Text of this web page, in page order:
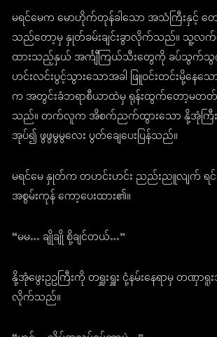
မရင်မေက မောဟိုက်တုန်ခါသော အသံကြီးနှင့် တ
သည်တော့မှ နှုတ်ခမ်းချင်းခွာလိုက်သည်။ သူ့လ
ထားသည့်နှယ် အင်္ကျီကြယ်သီးတွေကို ခပ်သွက်
ဟင်းလင်းပွင့်သွားသောအခါ ဖြူဝင်းတင်းမို့နေသ
က အတွင်းခံဘရာစီယာထဲမှ ရုန်းထွက်တော့မတ
သည်။ တက်လူက အိစက်ညက်ထွားသော နို့အုံကြီးပ
အုပ်၍ ဖွဖွမွမွလေး ပွတ်ချေပေးပြန်သည်။
မရင်မေ နှုတ်က တဟင်းဟင်း ညည်းညူလျက် ရ
အစွမ်းကုန် ကော့ပေးထား၏။
“မမ… ချိုချို စို့ချင်တယ်…”
နို့အုံဖွေးဥဥကြီးကို တရှူးရှူး ငုံ့နမ်းနေရာမှ တဏှာ
လိုက်သည်။